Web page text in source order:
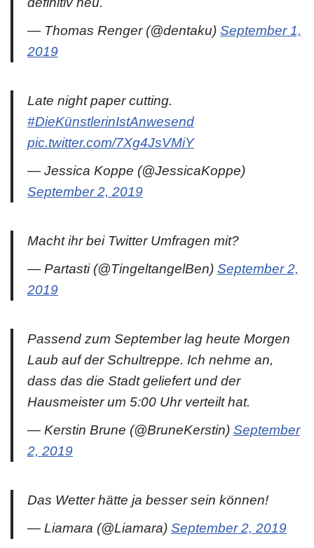
— Thomas Renger (@dentaku) September 1,
2019
Late night paper cutting.
#DieKünstlerinIstAnwesend
pic.twitter.com/7Xg4JsVMiY
— Jessica Koppe (@JessicaKoppe)
September 2, 2019
Macht ihr bei Twitter Umfragen mit?
— Partasti (@TingeltangelBen) September 2,
2019
Passend zum September lag heute Morgen
Laub auf der Schultreppe. Ich nehme an,
dass das die Stadt geliefert und der
Hausmeister um 5:00 Uhr verteilt hat.
— Kerstin Brune (@BruneKerstin) September
2, 2019
Das Wetter hätte ja besser sein können!
— Liamara (@Liamara) September 2, 2019